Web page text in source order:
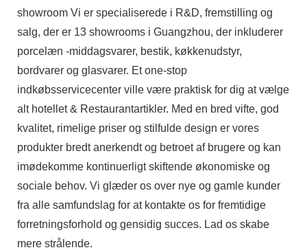
showroom Vi er specialiserede i R&D, fremstilling og
salg, der er 13 showrooms i Guangzhou, der inkluderer
porcelæn -middagsvarer, bestik, køkkenudstyr,
bordvarer og glasvarer. Et one-stop
indkøbsservicecenter ville være praktisk for dig at vælge
alt hotellet & Restaurantartikler. Med en bred vifte, god
kvalitet, rimelige priser og stilfulde design er vores
produkter bredt anerkendt og betroet af brugere og kan
imødekomme kontinuerligt skiftende økonomiske og
sociale behov. Vi glæder os over nye og gamle kunder
fra alle samfundslag for at kontakte os for fremtidige
forretningsforhold og gensidig succes. Lad os skabe
mere strålende.